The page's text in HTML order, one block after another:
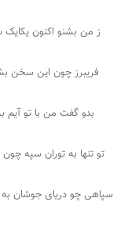
ز من بشنو اکنون
فریبرز چون این سخن
بدو گفت من با تو آیم
تو تنها به توران سپه
سپاهی چو دریای جوشان